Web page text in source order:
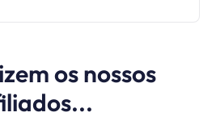
os nossos